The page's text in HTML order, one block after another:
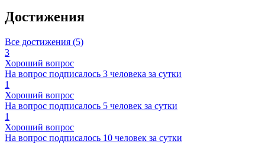
Достижения
Все достижения (5)
3
Хороший вопрос
На вопрос подписалось 3 человека за сутки
1
Хороший вопрос
На вопрос подписалось 5 человек за сутки
1
Хороший вопрос
На вопрос подписалось 10 человек за сутки